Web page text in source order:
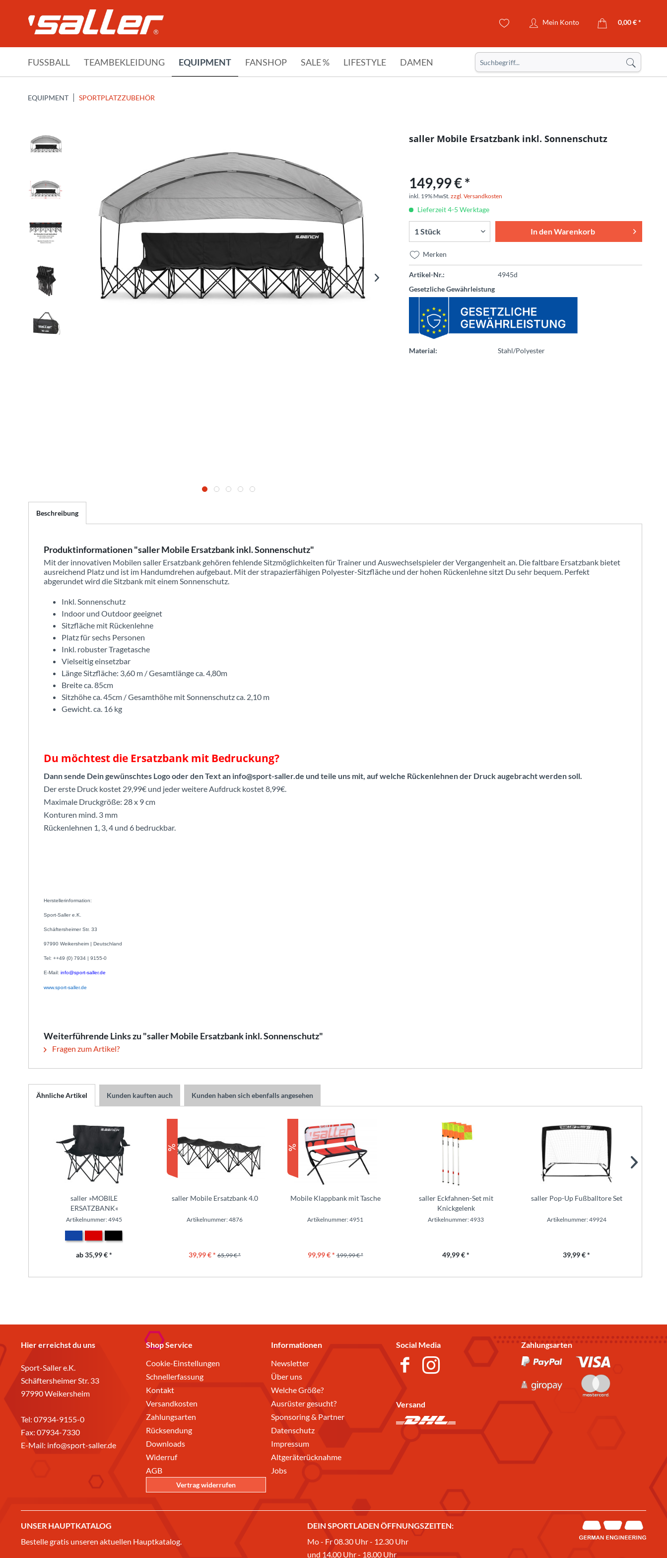
Mein Konto 0,00 € *
FUSSBALL TEAMBEKLEIDUNG EQUIPMENT FANSHOP SALE % LIFESTYLE DAMEN
EQUIPMENT SPORTPLATZZUBEHÖR
saller Mobile Ersatzbank inkl. Sonnenschutz
149,99 € *
inkl. 19% MwSt. zzgl. Versandkosten
Lieferzeit 4-5 Werktage
In denWarenkorb
Merken
Artikel-Nr.:
4945d
Gesetzliche Gewährleistung
Material: Stahl/Polyester
Beschreibung
Produktinformationen "saller Mobile Ersatzbank inkl. Sonnenschutz"
Mit der innovativen Mobilen saller Ersatzbank gehören fehlende Sitzmöglichkeiten für Trainer und Auswechselspieler der Vergangenheit an. Die faltbare Ersatzbank bietet
ausreichend Platz und ist im Handumdrehen aufgebaut. Mit der strapazierfähigen Polyester-Sitzfläche und der hohen Rückenlehne sitzt Du sehr bequem. Perfekt
abgerundet wird die Sitzbank mit einem Sonnenschutz.
Inkl. Sonnenschutz
Indoor und Outdoor geeignet
Sitzfläche mit Rückenlehne
Platz für sechs Personen
Inkl. robuster Tragetasche
Vielseitig einsetzbar
Länge Sitzfläche: 3,60 m / Gesamtlänge ca. 4,80m
Breite ca. 85cm
Sitzhöhe ca. 45cm / Gesamthöhe mit Sonnenschutz ca. 2,10 m
Gewicht. ca. 16 kg
Du möchtest die Ersatzbank mit Bedruckung?
Dann sende Dein gewünschtes Logo oder den Text an info@sport-saller.de und teile uns mit, auf welche Rückenlehnen der Druck augebracht werden soll.
Der erste Druck kostet 29,99€ und jeder weitere Aufdruck kostet 8,99€.
Maximale Druckgröße: 28 x 9 cm
Konturen mind. 3 mm
Rückenlehnen 1, 3, 4 und 6 bedruckbar.
Herstellerinformation:
Sport-Saller e.K.
Schäftersheimer Str. 33
97990 Weikersheim | Deutschland
Tel: ++49 (0) 7934 | 9155-0
E-Mail: info@sport-saller.de
www.sport-saller.de
Weiterführende Links zu "saller Mobile Ersatzbank inkl. Sonnenschutz"
Fragen zum Artikel?
Ähnliche Artikel Kunden kauften auch Kunden haben sich ebenfalls angesehen
saller »MOBILE
ERSATZBANK«
Artikelnummer: 4945
ab 35,99 € *
saller Mobile Ersatzbank 4.0
Artikelnummer: 4876
39,99 € * 65,99 € *
Mobile Klappbank mit Tasche
Artikelnummer: 4951
99,99 € * 199,99 € *
saller Eckfahnen-Set mit
Knickgelenk
Artikelnummer: 4933
49,99 € *
saller Pop-Up Fußballtore Set
Artikelnummer: 49924
39,99 € *
Hier erreichst du uns
Sport-Saller e.K.
Schäftersheimer Str. 33
97990 Weikersheim
Tel: 07934-9155-0
Fax: 07934-7330
E-Mail: info@sport-saller.de
Shop Service
Cookie-Einstellungen
Schnellerfassung
Kontakt
Versandkosten
Zahlungsarten
Rücksendung
Downloads
Widerruf
AGB
Vertrag widerrufen
Informationen
Newsletter
Über uns
Welche Größe?
Ausrüster gesucht?
Sponsoring & Partner
Datenschutz
Impressum
Altgeräterücknahme
Jobs
Social Media
Versand
Zahlungsarten
UNSER HAUPTKATALOG
Bestelle gratis unseren aktuellen Hauptkatalog.
DEIN SPORTLADEN ÖFFNUNGSZEITEN:
Mo - Fr 08.30 Uhr - 12.30 Uhr
und 14.00 Uhr - 18.00 Uhr